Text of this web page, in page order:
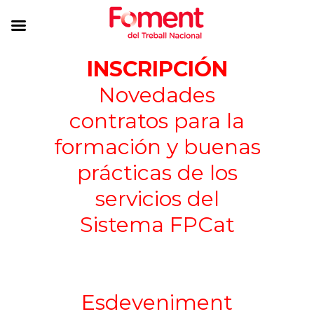
INSCRIPCIÓN
Novedades
contratos para la
formación y buenas
prácticas de los
servicios del
Sistema FPCat
Esdeveniment